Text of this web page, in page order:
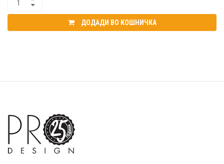
ДОДАДИ ВО КОШНИЧКА